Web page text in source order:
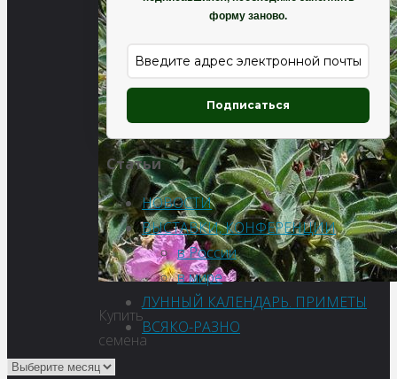
Купить
семена
–
форму заново.
Подписаться
Статьи
НОВОСТИ
ВЫСТАВКИ, КОНФЕРЕНЦИИ
в России
в мире
ЛУННЫЙ КАЛЕНДАРЬ. ПРИМЕТЫ
ВСЯКО-РАЗНО